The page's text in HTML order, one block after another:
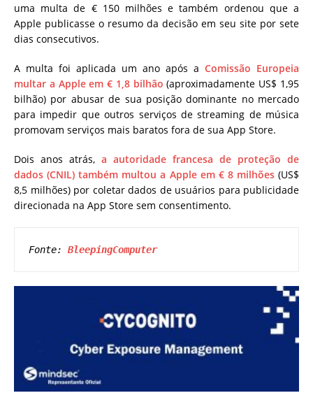
uma multa de € 150 milhões e também ordenou que a
Apple publicasse o resumo da decisão em seu site por sete
dias consecutivos.
A multa foi aplicada um ano após a Comissão Europeia
multar a Apple em € 1,8 bilhão (aproximadamente US$ 1,95
bilhão) por abusar de sua posição dominante no mercado
para impedir que outros serviços de streaming de música
promovam serviços mais baratos fora de sua App Store.
Dois anos atrás, a autoridade francesa de proteção de
dados (CNIL) também multou a Apple em € 8 milhões(US$
8,5 milhões) por coletar dados de usuários para publicidade
direcionada na App Store sem consentimento.
Fonte: BleepingComputer